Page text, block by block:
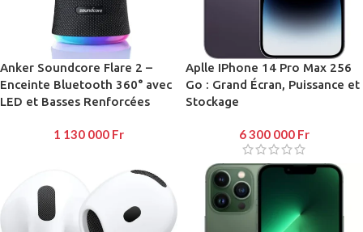
Anker Soundcore Flare 2 –
Enceinte Bluetooth 360° avec
LED et Basses Renforcées
1 130 000 Fr
Aplle IPhone 14 Pro Max 256
Go : Grand Écran, Puissance et
Stockage
6 300 000 Fr